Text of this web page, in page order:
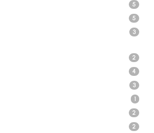
5
5
3
2
4
3
1
2
2